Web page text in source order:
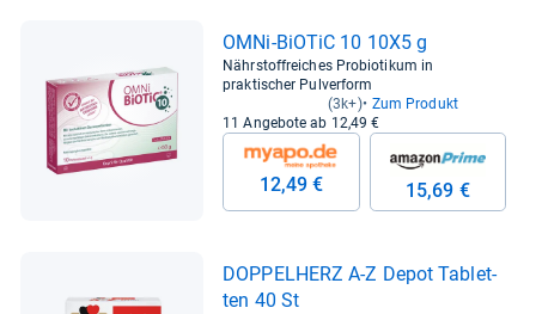
OMNi-​BiO­TiC 10 10X5 g
Nährstoffreiches Probiotikum in
praktischer Pulverform
(3k+) Zum Produkt
11 Angebote ab 12,49 €
12,49 € 15,69 €
DOP­PEL­HERZ A-​Z Depot Tablet­
ten 40 St